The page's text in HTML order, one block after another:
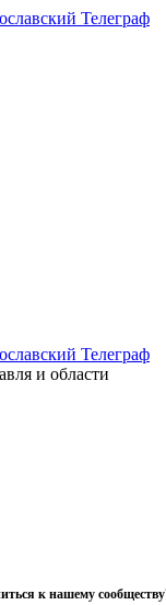
и области
к нашему